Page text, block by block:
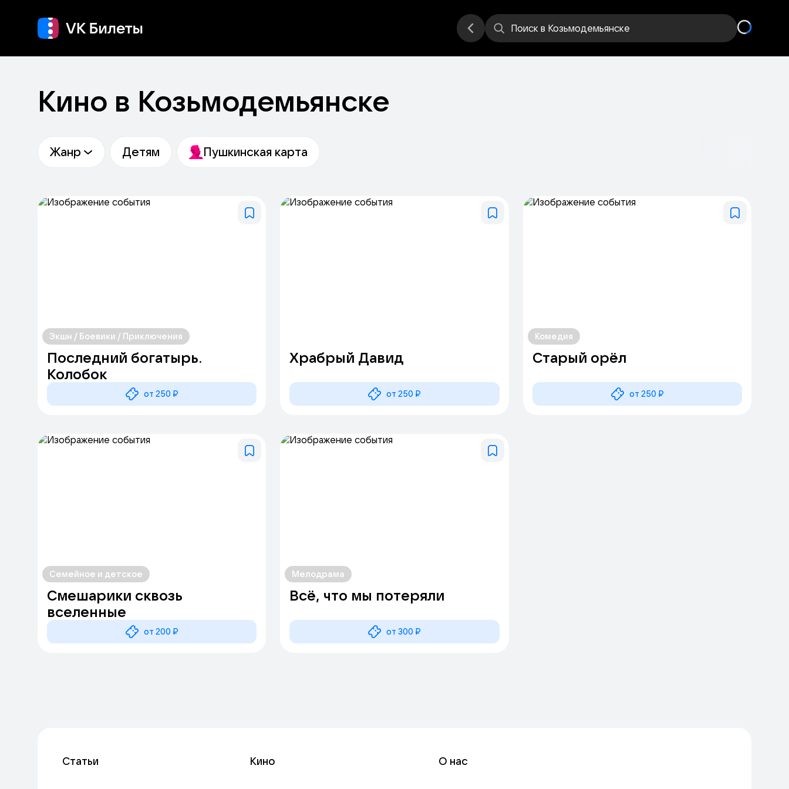
Поиск в Козьмодемьянске
Кино в Козьмодемьянске
Жанр Детям Пушкинская карта
Экшн / Боевики / Приключения
Последний богатырь.
Колобок
от 250 ₽
Храбрый Давид
от 250 ₽
Комедия
Старый орёл
от 250 ₽
Семейное и детское
Смешарики сквозь
вселенные
от 200 ₽
Мелодрама
Всё, что мы потеряли
от 300 ₽
Статьи Кино О нас